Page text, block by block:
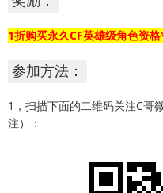
1折购买永久CF英雄级角色资
参加方法：
1，扫描下面的二维码关注C哥
注）：